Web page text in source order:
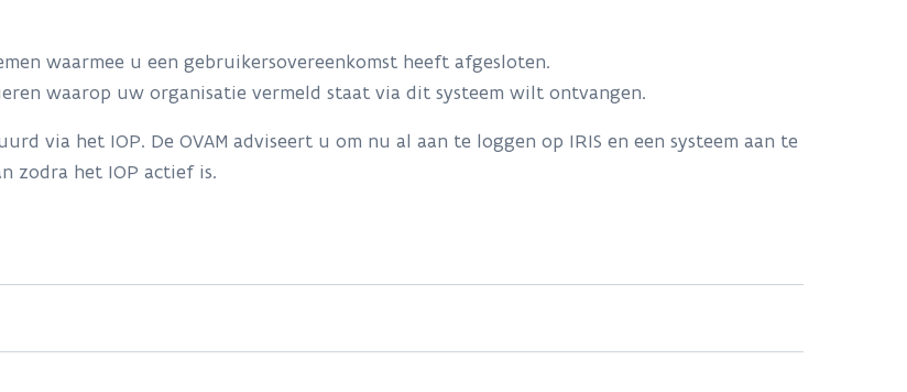
waarmee u een gebruikersovereenkomst heeft afgesloten.
waarop uw organisatie vermeld staat via dit systeem wilt ontvangen.
via het IOP. De OVAM adviseert u om nu al aan te loggen op IRIS en een systeem aan te
zodra het IOP actief is.